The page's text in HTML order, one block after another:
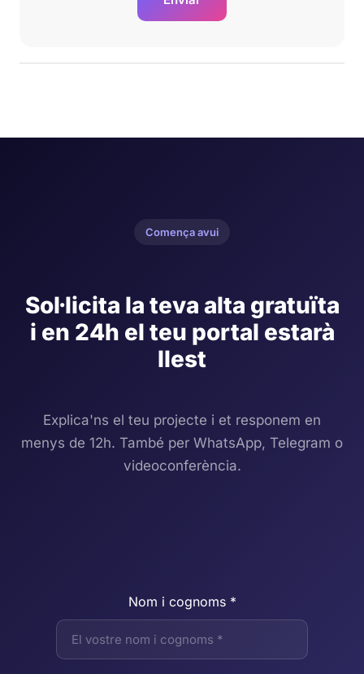
Comença avui
Sol·licita la teva alta gratuïta
i en 24h el teu portal estarà
llest
Explica'ns el teu projecte i et responem en
menys de 12h. També per WhatsApp, Telegram o
videoconferència.
Nom i cognoms *